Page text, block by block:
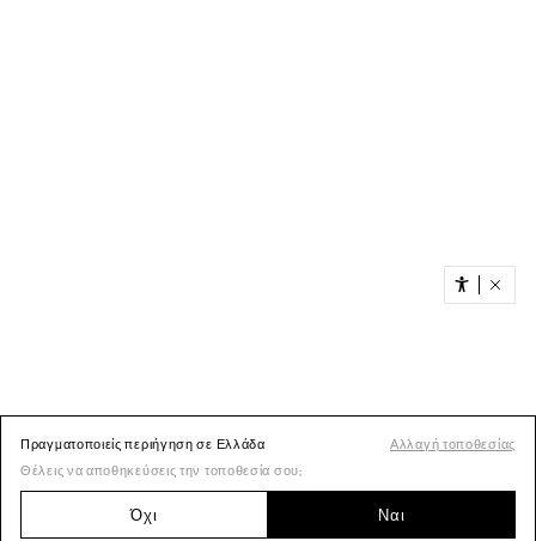
Πραγματοποιείς περιήγηση σε Ελλάδα
Αλλαγή τοποθεσίας
Θέλεις να αποθηκεύσεις την τοποθεσία σου;
Όχι Ναι